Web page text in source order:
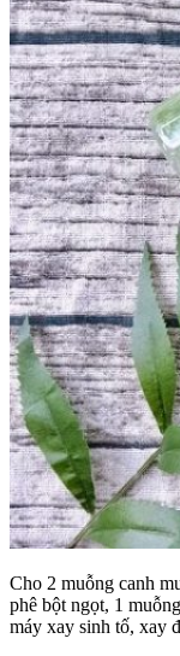
Cho 2 muỗng canh
phê bột ngọt, 1
máy xay sinh tố, xay